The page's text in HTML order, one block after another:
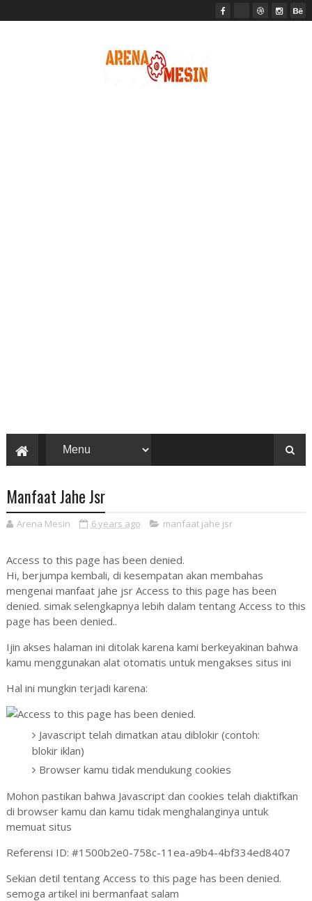
Manfaat Jahe Jsr
Arena Mesin 6 years ago manfaat jahe jsr
Access to this page has been denied.
Hi, berjumpa kembali, di kesempatan akan membahas
mengenai manfaat jahe jsr Access to this page has been
denied. simak selengkapnya lebih dalam tentang Access to this
page has been denied..
Ijin akses halaman ini ditolak karena kami berkeyakinan bahwa
kamu menggunakan alat otomatis untuk mengakses situs ini
Hal ini mungkin terjadi karena:
Javascript telah dimatkan atau diblokir (contoh:
blokir iklan)
Browser kamu tidak mendukung cookies
Mohon pastikan bahwa Javascript dan cookies telah diaktifkan
di browser kamu dan kamu tidak menghalanginya untuk
memuat situs
Referensi ID: #1500b2e0-758c-11ea-a9b4-4bf334ed8407
Sekian detil tentang Access to this page has been denied.
semoga artikel ini bermanfaat salam